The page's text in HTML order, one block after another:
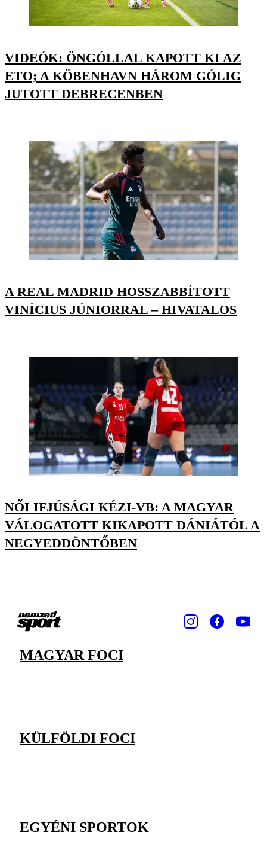
VIDEÓK: ÖNGÓLLAL KAPOTT KI AZ
ETO; A KÖBENHAVN HÁROM GÓLIG
JUTOTT DEBRECENBEN
A REAL MADRID HOSSZABBÍTOTT
VINÍCIUS JÚNIORRAL – HIVATALOS
NŐI IFJÚSÁGI KÉZI-VB: A MAGYAR
VÁLOGATOTT KIKAPOTT DÁNIÁTÓL A
NEGYEDDÖNTŐBEN
MAGYAR FOCI
KÜLFÖLDI FOCI
EGYÉNI SPORTOK